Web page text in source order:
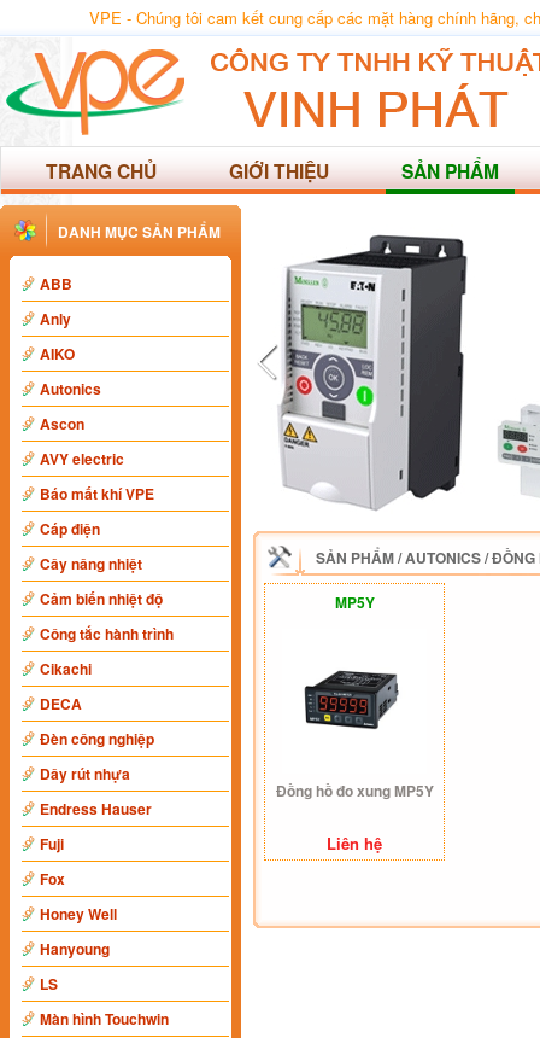
VPE - Chúng tôi cam kết cung cấp các mặt hàng chính hãng,
TRANG CHỦ GIỚI THIỆU SẢN PHẨM
DANH MỤC SẢN PHẨM
ABB
Anly
AIKO
Autonics
Ascon
AVY electric
Báo mất khí VPE
Cáp điện
Cây nâng nhiệt
Cảm biến nhiệt độ
Công tắc hành trình
Cikachi
DECA
Đèn công nghiệp
Dây rút nhựa
Endress Hauser
Fuji
Fox
Honey Well
Hanyoung
LS
Màn hình Touchwin
SẢN PHẨM/AUTONICS/ĐỒNG
MP5Y
Đồng hồ đo xung MP5Y
Liên hệ